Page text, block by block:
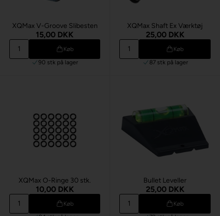
XQMax V-Groove Slibesten
15,00 DKK
Køb
90 stk på lager
XQMax Shaft Ex Værktøj
25,00 DKK
Køb
87 stk på lager
XQMax O-Ringe 30 stk.
10,00 DKK
Køb
Bullet Leveller
25,00 DKK
Køb